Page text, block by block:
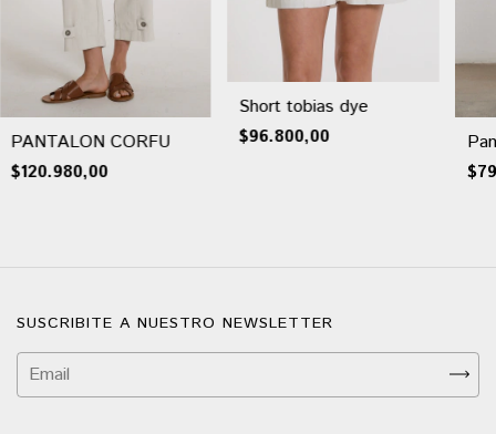
PANTALON CORFU
$120.980,00
Short tobias dye
$96.800,00
SUSCRIBITE A NUESTRO NEWSLETTER